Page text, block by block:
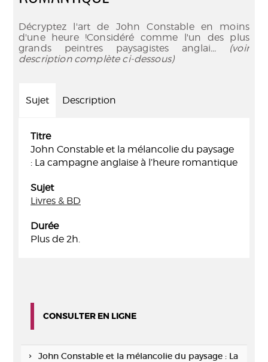
Décryptez l'art de John Constable en moins
d'une heure !Considéré comme l'un des plus
grands peintres paysagistes anglai... (voir
description complète ci-dessous)
Sujet Description
Titre
John Constable et la mélancolie du paysage
: La campagne anglaise à l’heure romantique
Sujet
Livres & BD
Durée
Plus de 2h.
CONSULTER EN LIGNE
John Constable et la mélancolie du paysage : La